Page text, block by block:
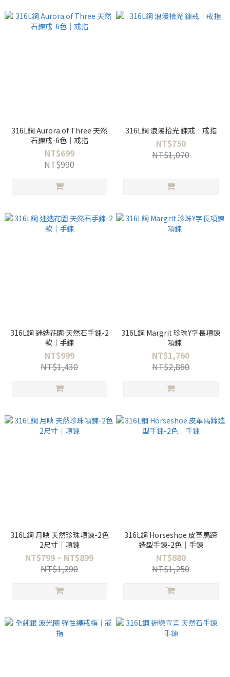
316L鋼 Aurora of Three 天然
石鍊戒-6色｜戒指
NT$699
NT$990
316L鋼 浪漫拾光 鍊戒｜戒指
NT$750
NT$1,070
316L鋼 迷迭花園 天然石手鍊-2
款｜手鍊
NT$999
NT$1,430
316L鋼 Margrit 珍珠Y字長項鍊
｜項鍊
NT$1,760
NT$2,860
316L鋼 月映 天然珍珠項鍊-2色
2尺寸｜項鍊
NT$799 ~ NT$899
NT$1,290
316L鋼 Horseshoe 皮革馬蹄
造型手鍊-2色｜手鍊
NT$880
NT$1,250